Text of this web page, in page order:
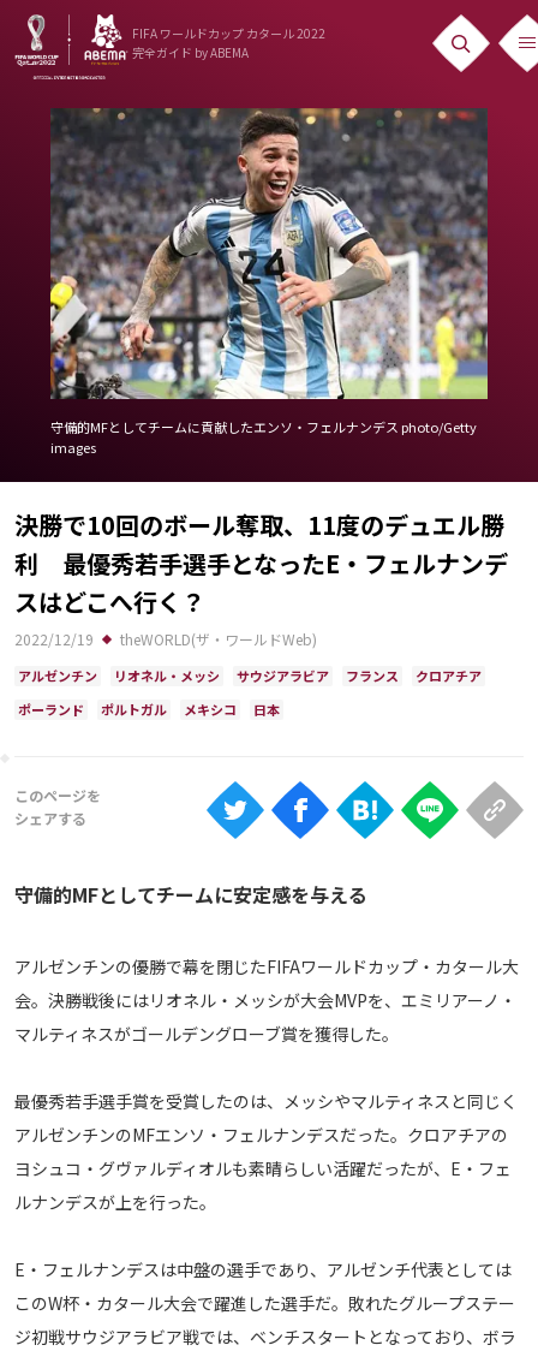
FIFA ワールドカップ カタール 2022
完全ガイド by ABEMA
ニュース
News
出場国
Teams
日本代表
Team Japan
日程・結果
Schedule
ランキング
Ranking
大会について
About
ABEMAの視聴について
iOS Apps
TV
メディアアライアンス
守備的MFとしてチームに貢献したエンソ・フェルナンデス photo/Getty
images
決勝で10回のボール奪取、11度のデュエル勝
利 最優秀若手選手となったE・フェルナンデ
スはどこへ行く？
2022/12/19 theWORLD(ザ・ワールドWeb)
アルゼンチン リオネル・メッシ サウジアラビア フランス
クロアチア
ポーランド
ポルトガル メキシコ 日本
守備的MFとしてチームに安定感を与える
アルゼンチンの優勝で幕を閉じたFIFAワールドカップ・カタール大
会。決勝戦後にはリオネル・メッシが大会MVPを、エミリアーノ・
マルティネスがゴールデングローブ賞を獲得した。
最優秀若手選手賞を受賞したのは、メッシやマルティネスと同じく
アルゼンチンのMFエンソ・フェルナンデスだった。クロアチアの
ヨシュコ・グヴァルディオルも素晴らしい活躍だったが、E・フェ
ルナンデスが上を行った。
E・フェルナンデスは中盤の選手であり、アルゼンチ代表としては
このW杯・カタール大会で躍進した選手だ。敗れたグループステー
ジ初戦サウジアラビア戦では、ベンチスタートとなっており、ボラ